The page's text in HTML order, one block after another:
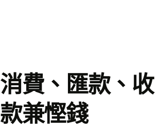
消費、匯款、收
款兼慳錢